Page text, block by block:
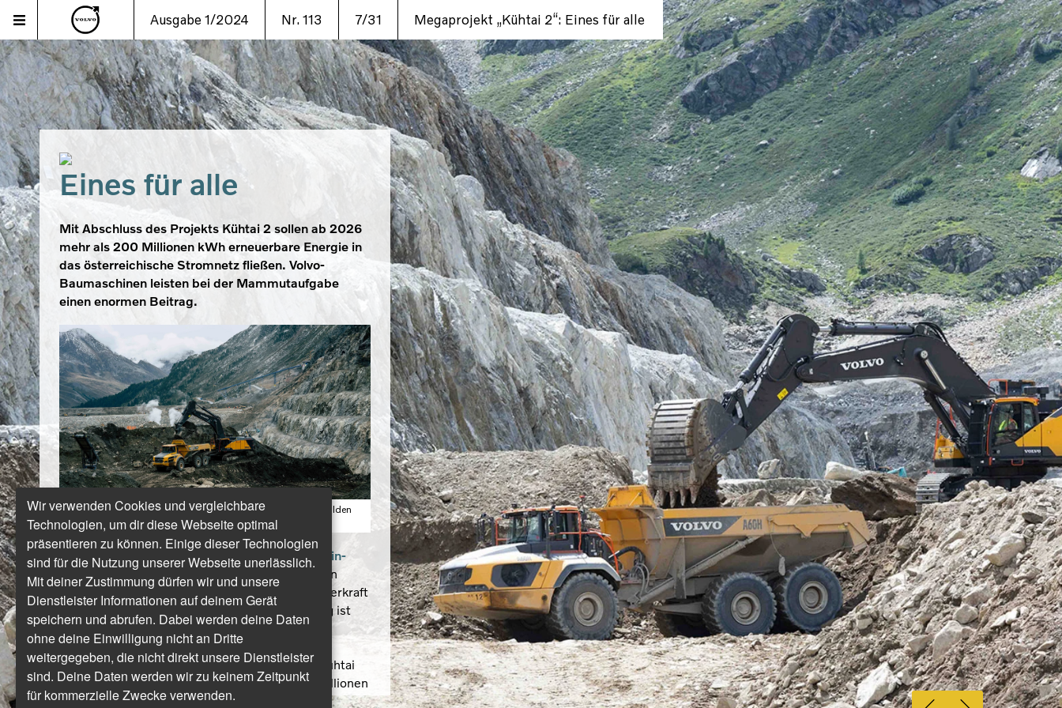
Ausgabe 1/2024 Nr. 113 7/31 Megaprojekt „Kühtai 2“: Eines für alle
Eines für alle
Mit Abschluss des Projekts Kühtai 2 sollen ab 2026
mehr als 200 Millionen kWh erneuerbare Energie in
das österreichische Stromnetz fließen. Volvo-
Baumaschinen leisten bei der Mammutaufgabe
einen enormen Beitrag.
Mit dem neuen 90-Tonnen-Bagger Volvo EC950F sind die Mulden
der Volvo-Dumper im Handumdrehen gefüllt.
„Die Erweiterung der Kraftwerksgruppe Sellrain-
Silz
soll kein Projekt für TIWAG werden, sondern
eines für alle“, schreibt die TIWAG-Tiroler Wasserkraft
AG auf ihrer Homepage. Kern jener Erweiterung ist
der Bau eines dritten Speichersees und eines
zusätzlichen Pumpspeicherkraftwerk,
zusammengefasst unter dem Projektnamen „Kühtai
2“. Ziel: Die Erzeugung von jährlich rund 216 Millionen
kWh grünen Stroms – zusätzlich zu den 531 Millionen
Wir verwenden Cookies und vergleichbare
Technologien, um dir diese Webseite optimal
präsentieren zu können. Einige dieser Technologien
sind für die Nutzung unserer Webseite unerlässlich.
Mit deiner Zustimmung dürfen wir und unsere
Dienstleister Informationen auf deinem Gerät
speichern und abrufen. Dabei werden deine Daten
ohne deine Einwilligung nicht an Dritte
weitergegeben, die nicht direkt unsere Dienstleister
sind. Deine Daten werden wir zu keinem Zeitpunkt
für kommerzielle Zwecke verwenden.